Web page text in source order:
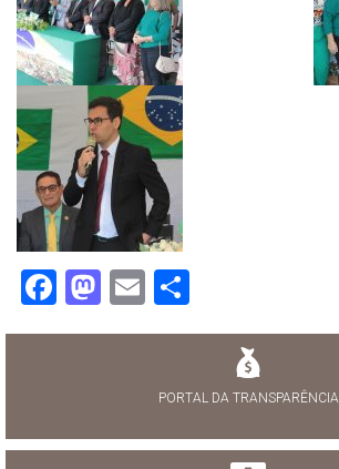
Facebook
Mastodon
Email
PORTAL DA TRANSPARÊNCIA